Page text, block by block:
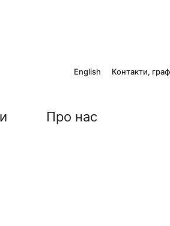
English Контакти,
Про нас